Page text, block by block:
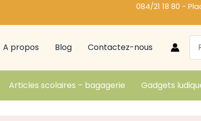
084/21 18 80 -
A propos Blog Contactez-nous
Articles scolaires – bagagerie Gadgets